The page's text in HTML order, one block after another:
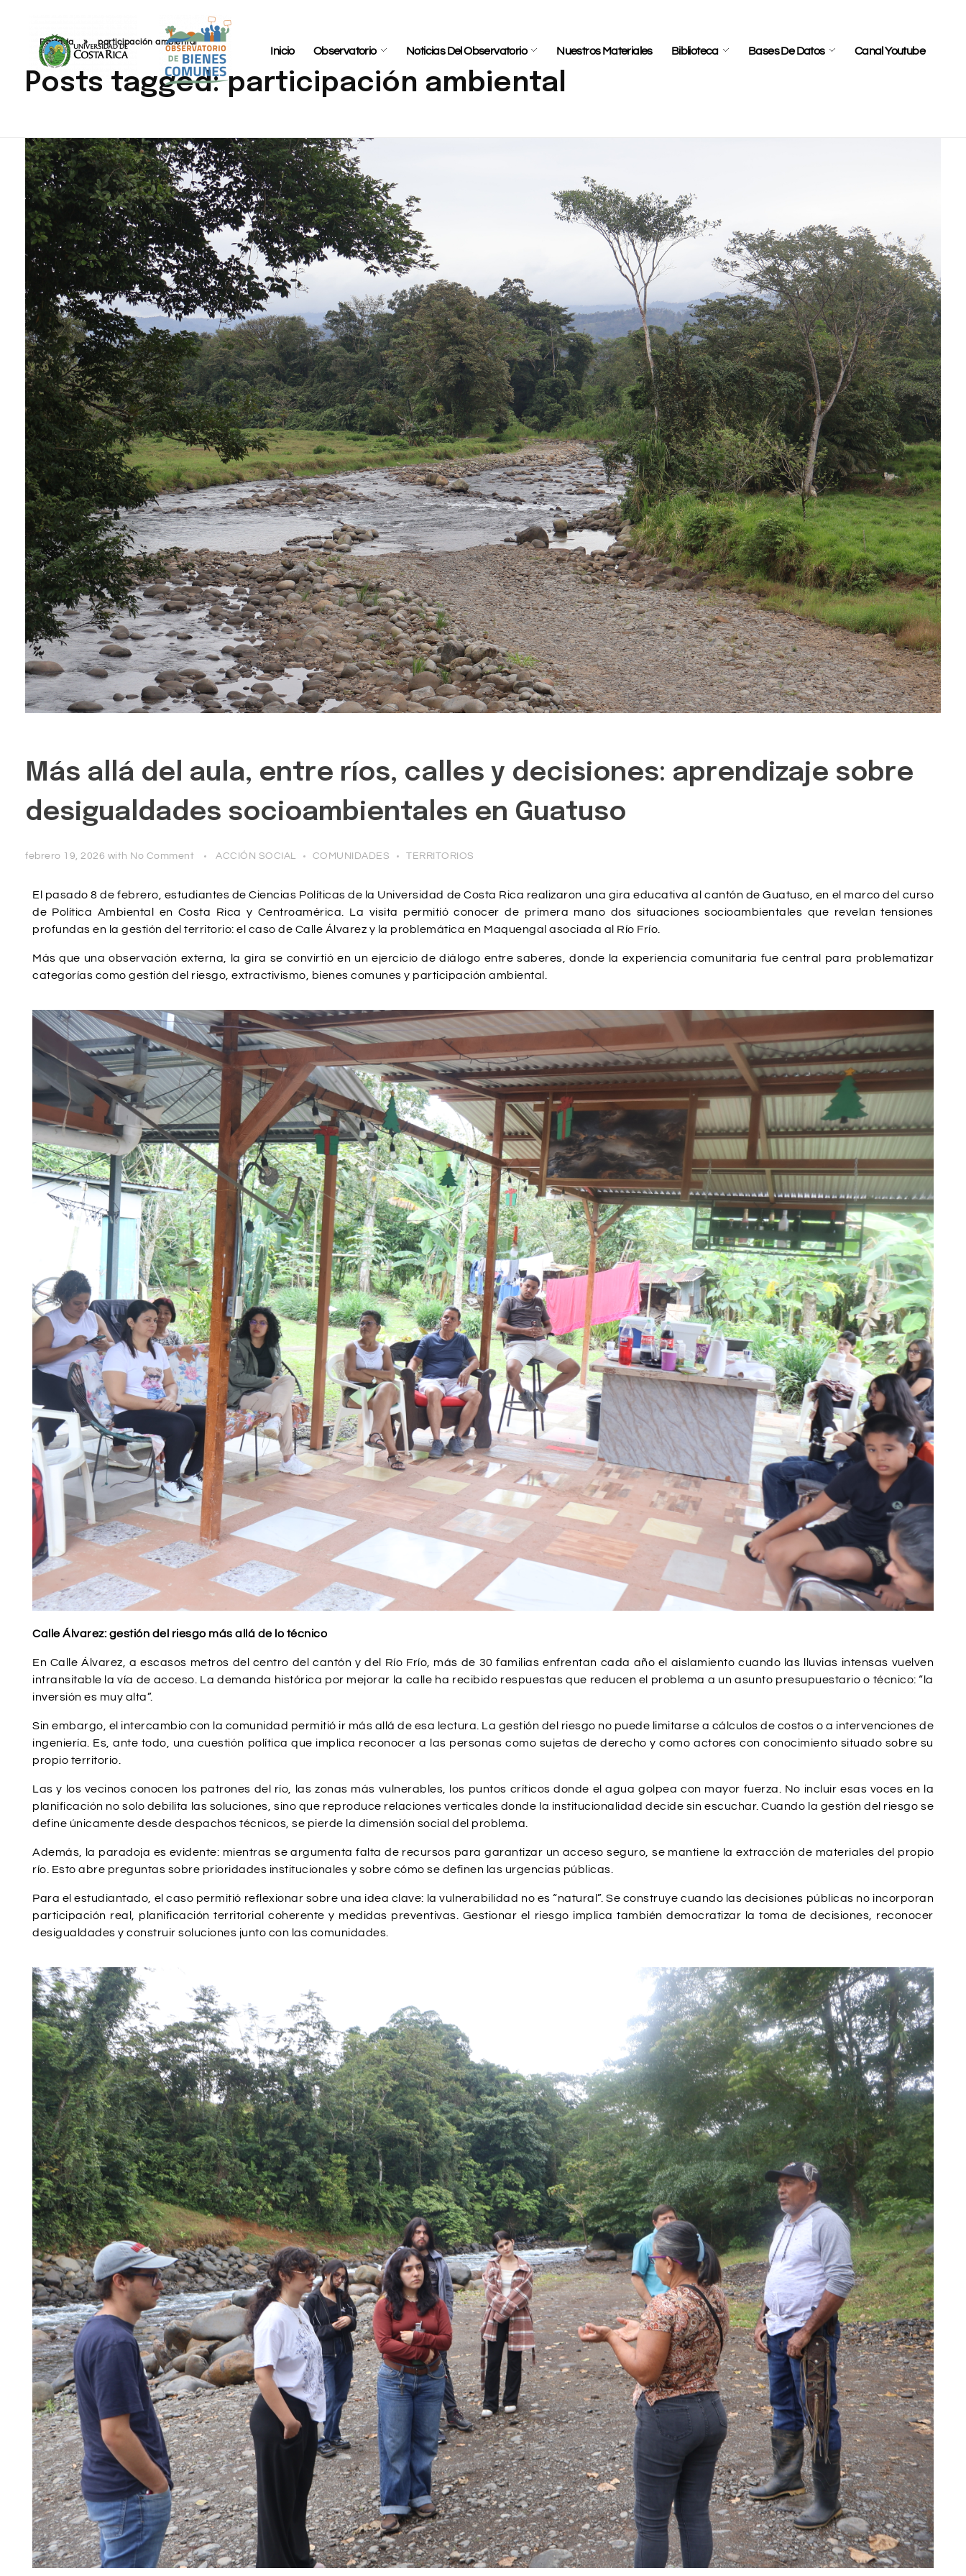
Inicio Observatorio Noticias Del Observatorio Nuestros Materiales Biblioteca Bases De Datos Canal Youtube
Portada » participación ambiental
Posts tagged: participación ambiental
Más allá del aula, entre ríos, calles y decisiones: aprendizaje sobre
desigualdades socioambientales en Guatuso
febrero 19, 2026 with No Comment ACCIÓN SOCIAL COMUNIDADES TERRITORIOS
El pasado 8 de febrero, estudiantes de Ciencias Políticas de la Universidad de Costa Rica realizaron una gira educativa al cantón de Guatuso, en el marco del curso
de Política Ambiental en Costa Rica y Centroamérica. La visita permitió conocer de primera mano dos situaciones socioambientales que revelan tensiones
profundas en la gestión del territorio: el caso de Calle Álvarez y la problemática en Maquengal asociada al Río Frío.
Más que una observación externa, la gira se convirtió en un ejercicio de diálogo entre saberes, donde la experiencia comunitaria fue central para problematizar
categorías como gestión del riesgo, extractivismo, bienes comunes y participación ambiental.
Calle Álvarez: gestión del riesgo más allá de lo técnico
En Calle Álvarez, a escasos metros del centro del cantón y del Río Frío, más de 30 familias enfrentan cada año el aislamiento cuando las lluvias intensas vuelven
intransitable la vía de acceso. La demanda histórica por mejorar la calle ha recibido respuestas que reducen el problema a un asunto presupuestario o técnico: “la
inversión es muy alta”.
Sin embargo, el intercambio con la comunidad permitió ir más allá de esa lectura. La gestión del riesgo no puede limitarse a cálculos de costos o a intervenciones de
ingeniería. Es, ante todo, una cuestión política que implica reconocer a las personas como sujetas de derecho y como actores con conocimiento situado sobre su
propio territorio.
Las y los vecinos conocen los patrones del río, las zonas más vulnerables, los puntos críticos donde el agua golpea con mayor fuerza. No incluir esas voces en la
planificación no solo debilita las soluciones, sino que reproduce relaciones verticales donde la institucionalidad decide sin escuchar. Cuando la gestión del riesgo se
define únicamente desde despachos técnicos, se pierde la dimensión social del problema.
Además, la paradoja es evidente: mientras se argumenta falta de recursos para garantizar un acceso seguro, se mantiene la extracción de materiales del propio
río. Esto abre preguntas sobre prioridades institucionales y sobre cómo se definen las urgencias públicas.
Para el estudiantado, el caso permitió reflexionar sobre una idea clave: la vulnerabilidad no es “natural”. Se construye cuando las decisiones públicas no incorporan
participación real, planificación territorial coherente y medidas preventivas. Gestionar el riesgo implica también democratizar la toma de decisiones, reconocer
desigualdades y construir soluciones junto con las comunidades.